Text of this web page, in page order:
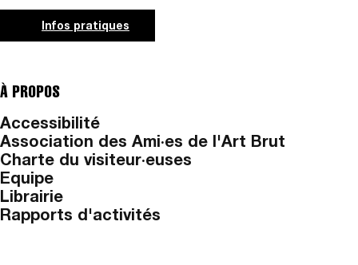
Infos pratiques
À PROPOS
Accessibilité
Association des Ami·es de l'Art Brut
Charte du visiteur·euses
Equipe
Librairie
Rapports d'activités